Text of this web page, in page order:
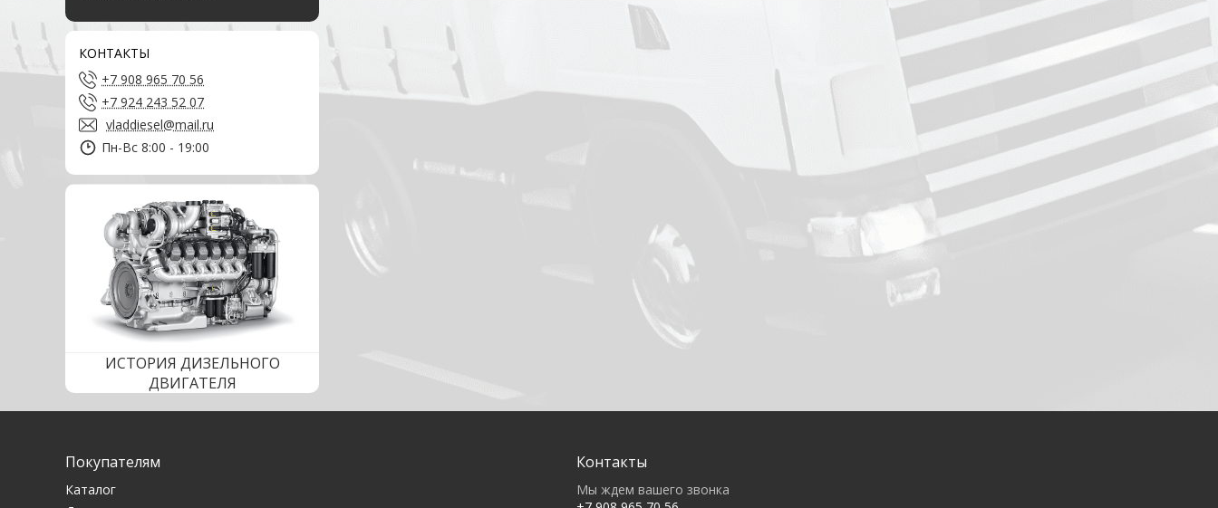
КОНТАКТЫ
+7 908 965 70 56
+7 924 243 52 07
vladdiesel@mail.ru
Пн-Вс 8:00 - 19:00
ИСТОРИЯ ДИЗЕЛЬНОГО
ДВИГАТЕЛЯ
Покупателям
Каталог
Контакты
Мы ждем вашего звонка